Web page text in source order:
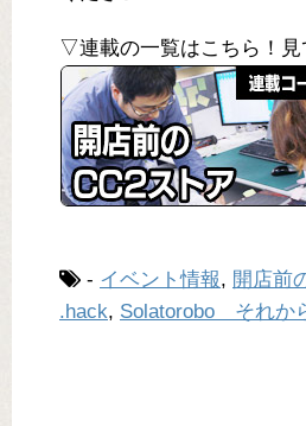
▽連載の一覧はこちら！見
- イベント情報, 開店前
.hack, Solatorobo それか